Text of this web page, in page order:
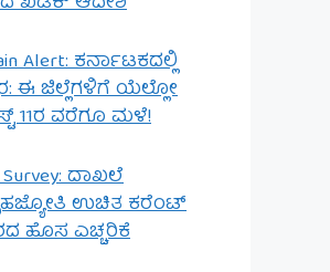
Alert: ಕರ್ನಾಟಕದಲ್ಲಿ
ಈ ಜಿಲ್ಲೆಗಳಿಗೆ ಯೆಲ್ಲೋ
11ರ ವರೆಗೂ ಮಳೆ!
Survey: ದಾಖಲೆ
ಉಚಿತ ಕರೆಂಟ್
ಹೊಸ ಎಚ್ಚರಿಕೆ